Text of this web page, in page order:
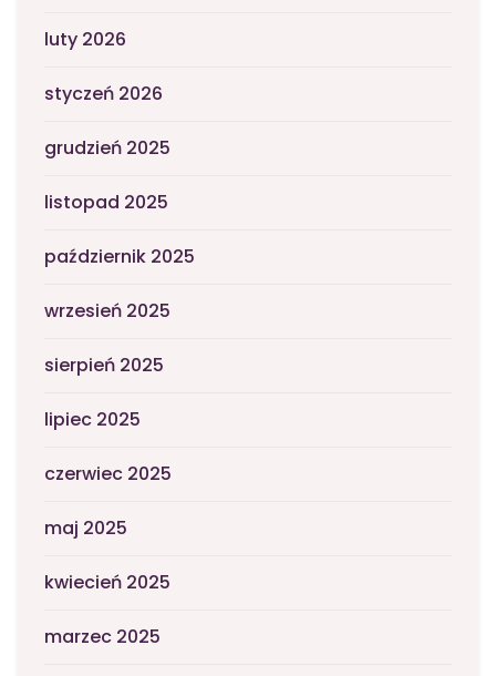
luty 2026
styczeń 2026
grudzień 2025
listopad 2025
październik 2025
wrzesień 2025
sierpień 2025
lipiec 2025
czerwiec 2025
maj 2025
kwiecień 2025
marzec 2025